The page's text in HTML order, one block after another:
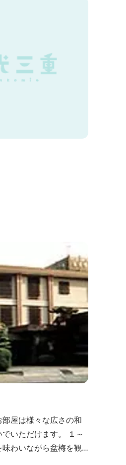
屋は様々な広さの和
いただけます。 １～
わいながら盆梅を観
大人の女性にも人気